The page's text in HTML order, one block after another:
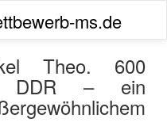
ms.de
Theo. 600
DDR – ein